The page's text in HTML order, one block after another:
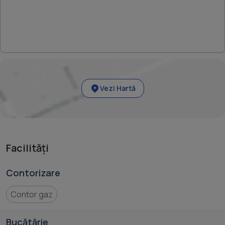
Vezi Hartă
Facilități
Contorizare
Contor gaz
Bucătărie